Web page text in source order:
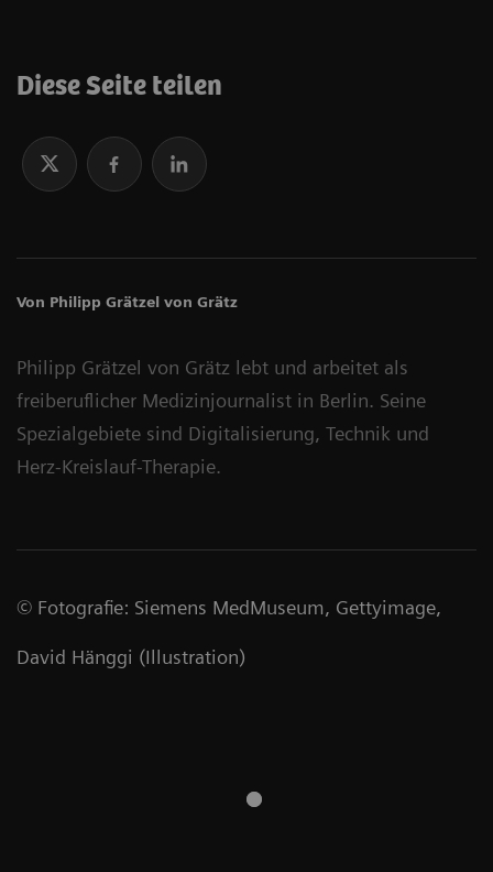
Diese Seite teilen
Von Philipp Grätzel von Grätz
Philipp Grätzel von Grätz lebt und arbeitet als
freiberuflicher Medizinjournalist in Berlin. Seine
Spezialgebiete sind Digitalisierung, Technik und
Herz-Kreislauf-Therapie.
© Fotografie: Siemens MedMuseum, Gettyimage,
David Hänggi (Illustration)